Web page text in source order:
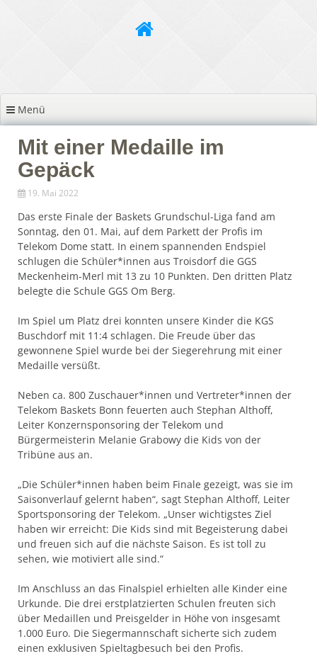
Menü
Mit einer Medaille im
Gepäck
19. Mai 2022
Das erste Finale der Baskets Grundschul-Liga fand am
Sonntag, den 01. Mai, auf dem Parkett der Profis im
Telekom Dome statt. In einem spannenden Endspiel
schlugen die Schüler*innen aus Troisdorf die GGS
Meckenheim-Merl mit 13 zu 10 Punkten. Den dritten Platz
belegte die Schule GGS Om Berg.
Im Spiel um Platz drei konnten unsere Kinder die KGS
Buschdorf mit 11:4 schlagen. Die Freude über das
gewonnene Spiel wurde bei der Siegerehrung mit einer
Medaille versüßt.
Neben ca. 800 Zuschauer*innen und Vertreter*innen der
Telekom Baskets Bonn feuerten auch Stephan Althoff,
Leiter Konzernsponsoring der Telekom und
Bürgermeisterin Melanie Grabowy die Kids von der
Tribüne aus an.
„Die Schüler*innen haben beim Finale gezeigt, was sie im
Saisonverlauf gelernt haben“, sagt Stephan Althoff, Leiter
Sportsponsoring der Telekom. „Unser wichtigstes Ziel
haben wir erreicht: Die Kids sind mit Begeisterung dabei
und freuen sich auf die nächste Saison. Es ist toll zu
sehen, wie motiviert alle sind.“
Im Anschluss an das Finalspiel erhielten alle Kinder eine
Urkunde. Die drei erstplatzierten Schulen freuten sich
über Medaillen und Preisgelder in Höhe von insgesamt
1.000 Euro. Die Siegermannschaft sicherte sich zudem
einen exklusiven Spieltagbesuch bei den Profis.